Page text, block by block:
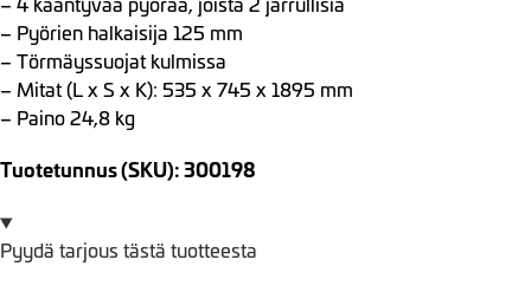
– Pyörien halkaisija 125 mm
– Törmäyssuojat kulmissa
– Mitat (L x S x K): 535 x 745 x 1895 mm
– Paino 24,8 kg
Tuotetunnus (SKU): 300198
Pyydä tarjous tästä tuotteesta